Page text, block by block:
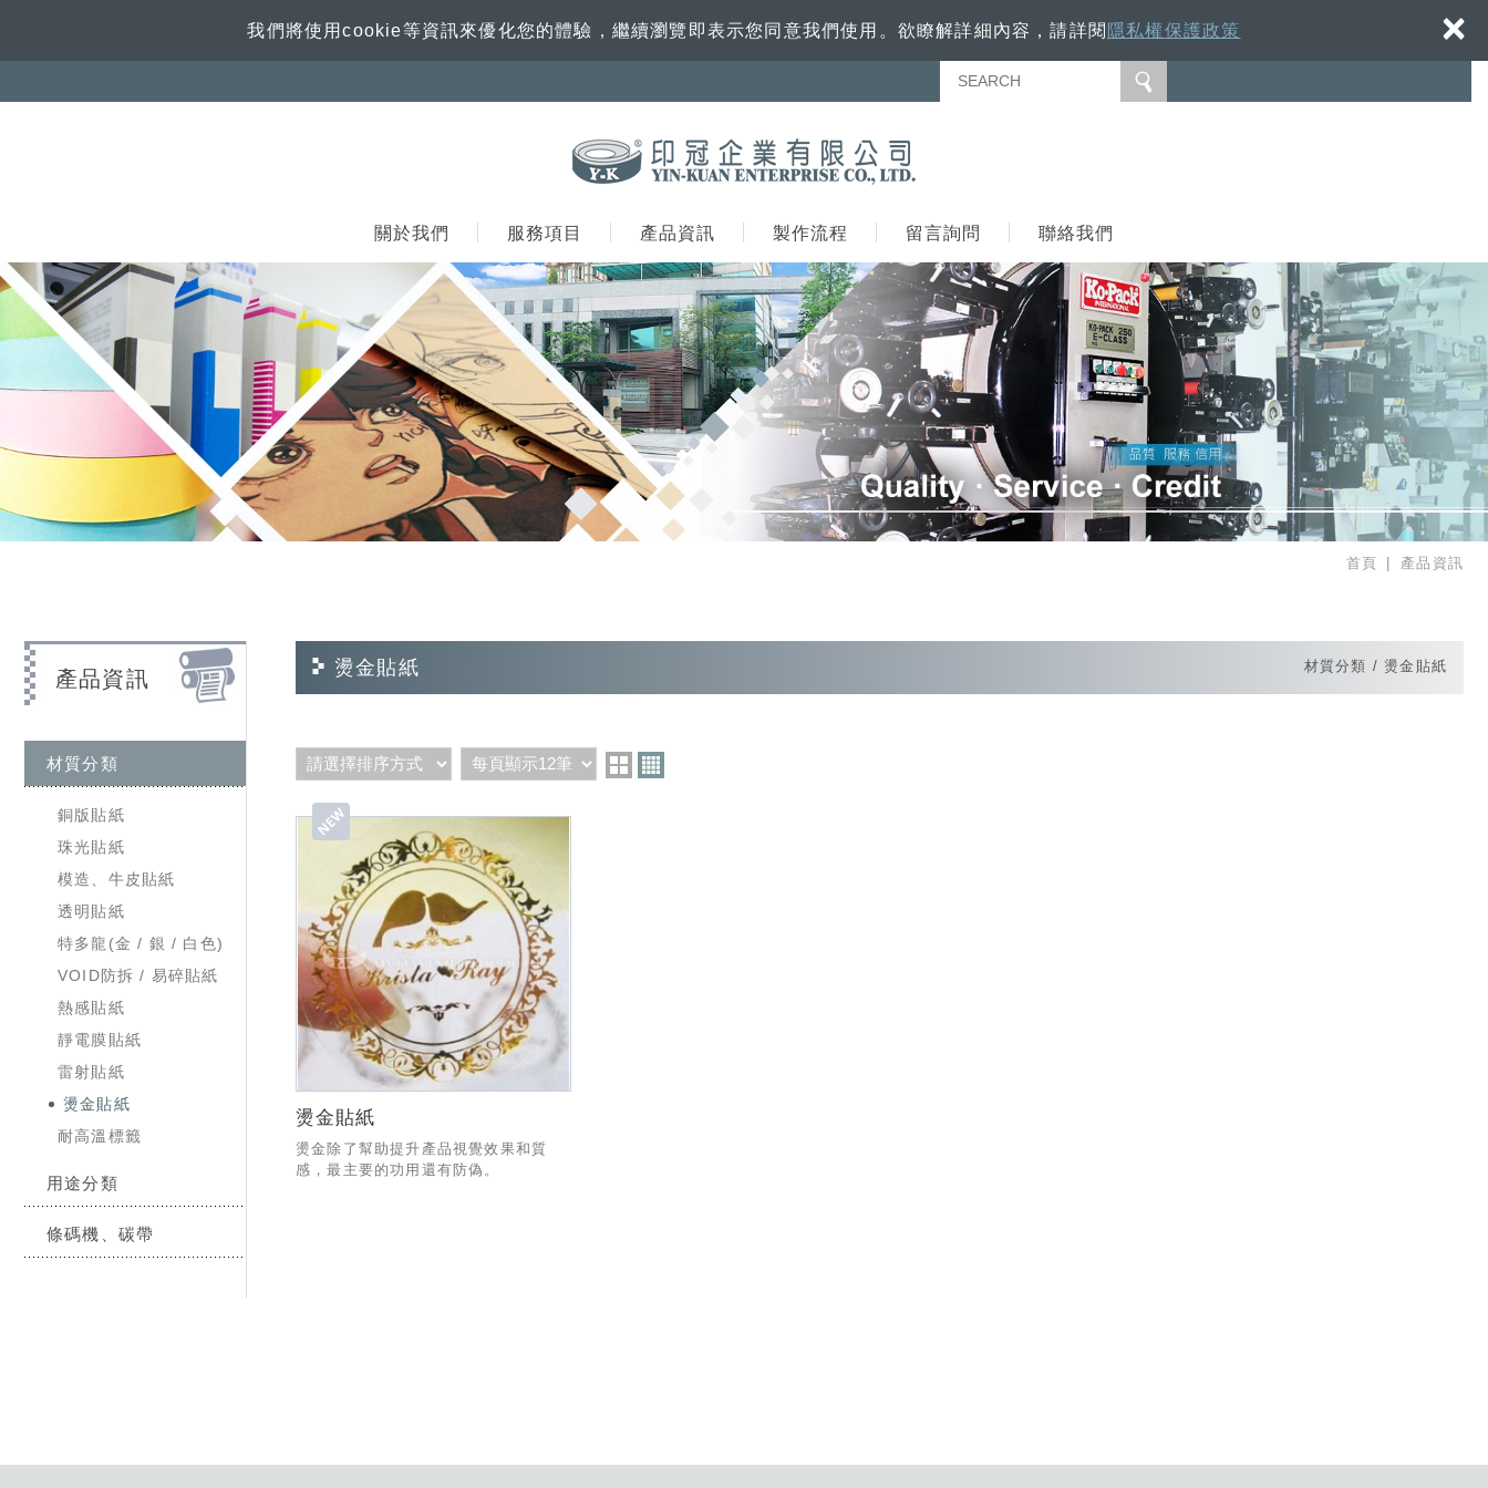
我們將使用cookie等資訊來優化您的體驗，繼續瀏覽即表示您同意我們使用。欲瞭解詳細內容，請詳閱 隱私權保護政策 ×
關於我們 服務項目 產品資訊 製作流程 留言詢問 聯絡我們
首頁 產品資訊
產品資訊
材質分類
銅版貼紙
珠光貼紙
模造、牛皮貼紙
透明貼紙
特多龍(金 / 銀 / 白色)
VOID防拆 / 易碎貼紙
熱感貼紙
靜電膜貼紙
雷射貼紙
燙金貼紙
耐高溫標籤
用途分類
條碼機、碳帶
材質分類 燙金貼紙
燙金貼紙
燙金貼紙
燙金除了幫助提升產品視覺效果和質
感，最主要的功用還有防偽。